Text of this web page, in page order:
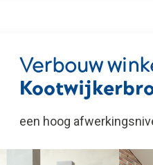
Verbouw
een hoog